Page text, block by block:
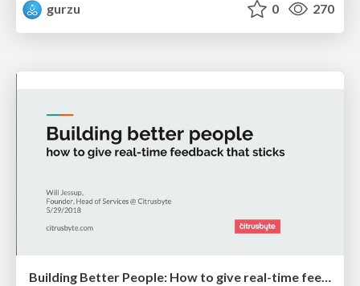
gurzu
0 270
Building Better People: How to give real-time feedback that sticks.